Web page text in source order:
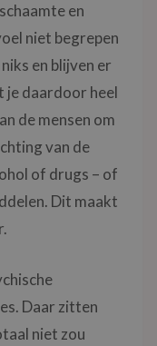
en
niet begrepen
en blijven er
je daardoor heel
de mensen om
van de
of drugs – of
Dit maakt
Daar zitten
niet zou